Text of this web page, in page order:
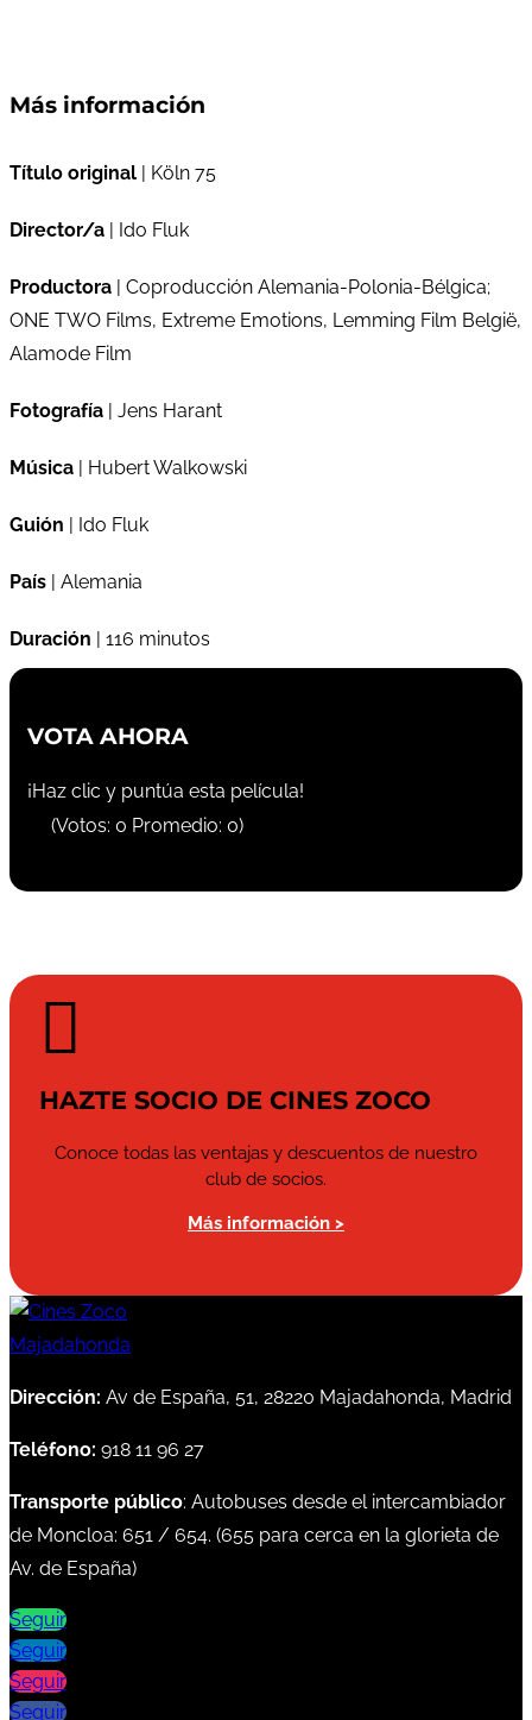
Más información
Título original | Köln 75
Director/a | Ido Fluk
Productora | Coproducción Alemania-Polonia-Bélgica;
ONE TWO Films, Extreme Emotions, Lemming Film België,
Alamode Film
Fotografía | Jens Harant
Música | Hubert Walkowski
Guión | Ido Fluk
País | Alemania
Duración | 116 minutos
VOTA AHORA
¡Haz clic y puntúa esta película!
(Votos: 0 Promedio: 0)

HAZTE SOCIO DE CINES ZOCO
Conoce todas las ventajas y descuentos de nuestro
club de socios.
Más información >
Dirección: Av de España, 51, 28220 Majadahonda, Madrid
Teléfono: 918 11 96 27
Transporte público: Autobuses desde el intercambiador
de Moncloa: 651 / 654. (655 para cerca en la glorieta de
Av. de España)
Seguir
Seguir
Seguir
Seguir